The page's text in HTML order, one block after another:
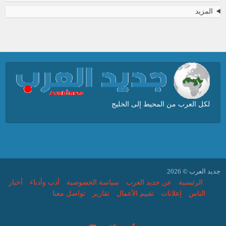
المزيد
لكل العرب من المحيط إلى الخليج
جديد العرب © 2026
الرئيسية
عن جديد العرب سياسة الخصوصية أدب وأدباء
أخبار
الناس
إعلانات تقييم الأعمال تقارير تواصل معنا